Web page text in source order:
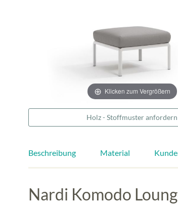
Klicken zum Vergrößern
Holz - Stoffmuster anfordern
Beschreibung Material
Nardi Komodo